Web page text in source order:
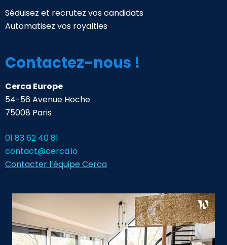
Séduisez et recrutez vos candidats
Automatisez vos royalties
Contactez-nous !
Cerca Europe
54-56 Avenue Hoche
75008 Paris
01 83 62 40 81
contact@cerca.io
Contacter l’équipe Cerca